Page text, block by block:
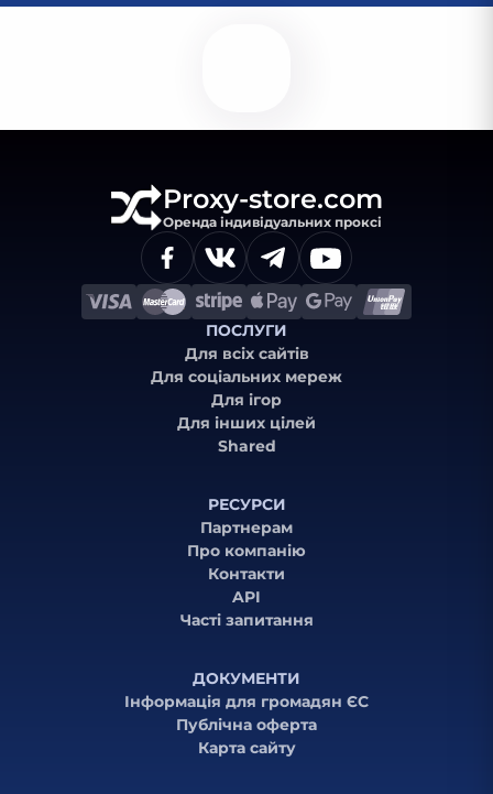
Proxy-store.com
Оренда індивідуальних проксі
ПОСЛУГИ
Для всіх сайтів
Для соціальних мереж
Для ігор
Для інших цілей
Shared
РЕСУРСИ
Партнерам
Про компанію
Контакти
API
Часті запитання
ДОКУМЕНТИ
Інформація для громадян ЄС
Публічна оферта
Карта сайту